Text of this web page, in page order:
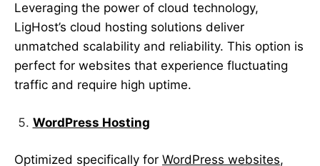
Leveraging the power of cloud technology,
LigHost’s cloud hosting solutions deliver
unmatched scalability and reliability. This option is
perfect for websites that experience fluctuating
traffic and require high uptime.
WordPress Hosting
Optimized specifically for WordPress websites,